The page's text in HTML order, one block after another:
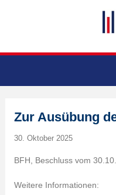
Zur Ausübung
30. Oktober 2025
BFH, Beschluss vom
Weitere Informationen: